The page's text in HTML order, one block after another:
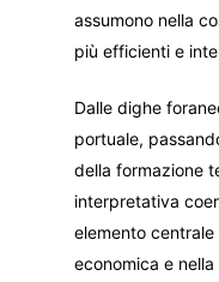
assumono nella
più efficienti e
Dalle dighe
portuale,
della formazione
interpretativa
elemento
economica e